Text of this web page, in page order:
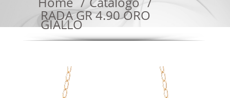
RADA GR 4.90 ORO
GIALLO